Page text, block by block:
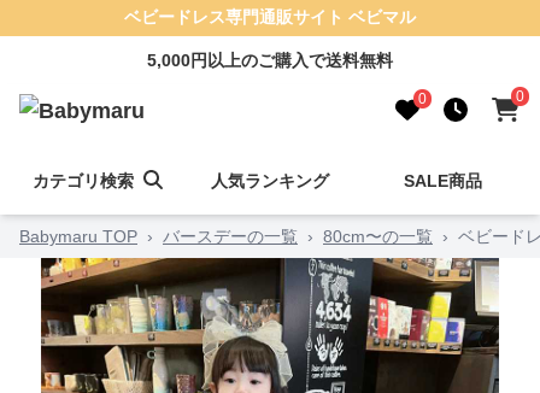
ベビードレス専門通販サイト ベビマル
5,000円以上のご購入で送料無料
0 0
カテゴリ検索 人気ランキング SALE商品
Babymaru TOP › バースデーの一覧 › 80cm〜の一覧 › ベビード